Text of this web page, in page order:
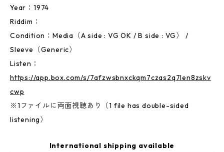
Year：1974
Riddim：
Condition：Media（A side : VG OK / B side : VG） /
Sleeve（Generic）
Listen：
https://app.box.com/s/7afzwsbnxckqm7czas2q7len8zskv
cwp
※1ファイルに両面視聴あり（1 file has double-sided
listening）
International shipping available